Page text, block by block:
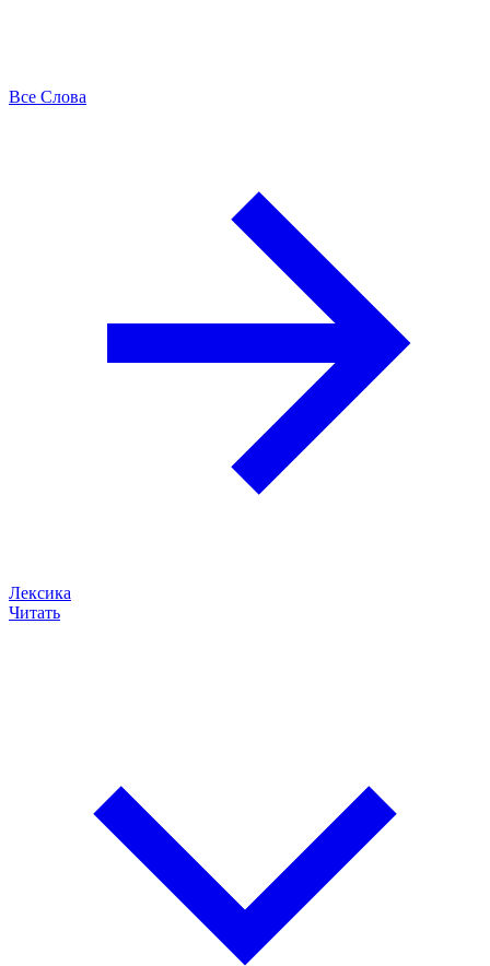
Все Слова
Лексика
Читать